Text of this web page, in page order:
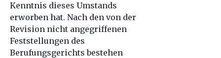
Kenntnis dieses Umstands
erworben hat. Nach den von der
Revision nicht angegriffenen
Feststellungen des
Berufungsgerichts bestehen